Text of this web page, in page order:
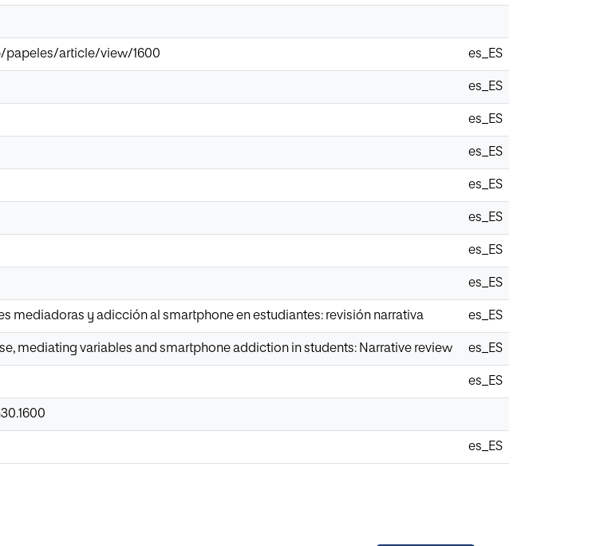
papeles/article/view/1600 es_ES
es_ES
es_ES
es_ES
es_ES
es_ES
es_ES
es_ES
mediadoras y adicción al smartphone en estudiantes: revisión narrativa es_ES
mediating variables and smartphone addiction in students: Narrative review es_ES
es_ES
es_ES